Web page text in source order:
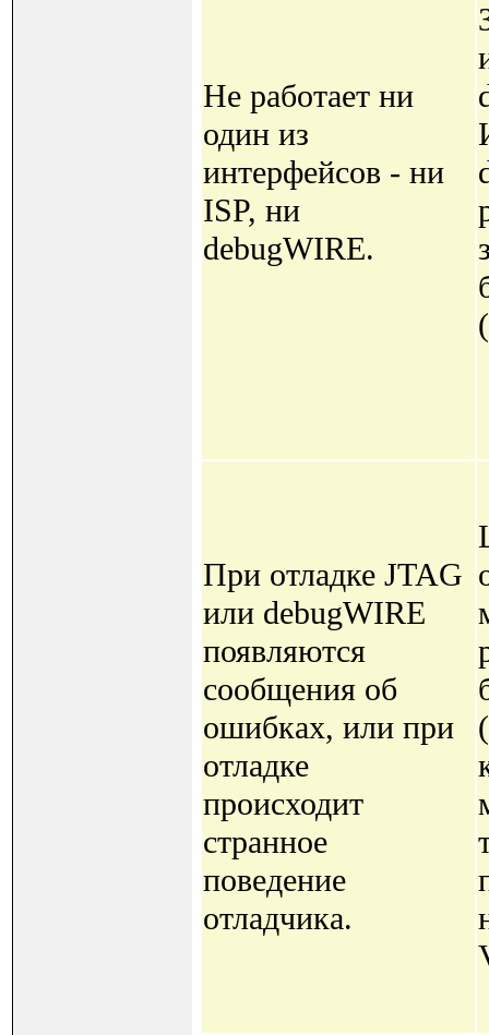
Не работает ни
один из
интерфейсов - ни
ISP, ни
debugWIRE.
При отладке JTAG
или debugWIRE
появляются
сообщения об
ошибках, или при
отладке
происходит
странное
поведение
отладчика.